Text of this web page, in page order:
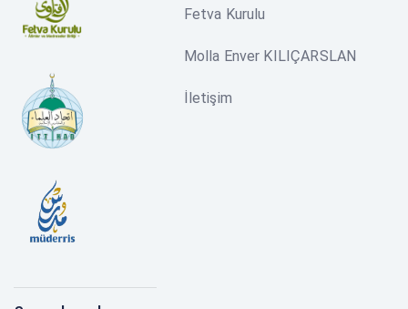
Fetva Kurulu
Molla Enver KILIÇARSLAN
İletişim